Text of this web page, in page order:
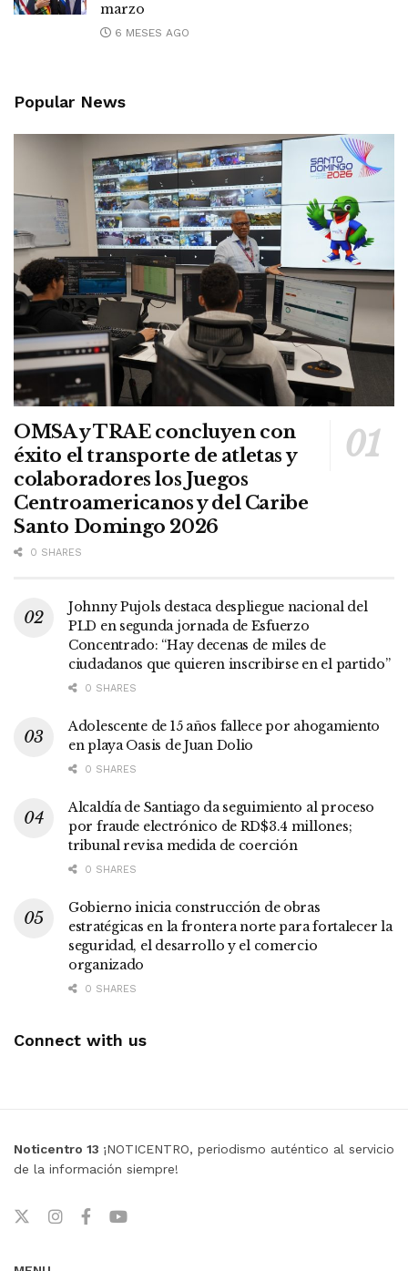
marzo
6 MESES AGO
Popular News
OMSA y TRAE concluyen con
éxito el transporte de atletas y
colaboradores los Juegos
Centroamericanos y del Caribe
Santo Domingo 2026
0 SHARES
Johnny Pujols destaca despliegue nacional del
PLD en segunda jornada de Esfuerzo
Concentrado: “Hay decenas de miles de
ciudadanos que quieren inscribirse en el partido”
0 SHARES
Adolescente de 15 años fallece por ahogamiento
en playa Oasis de Juan Dolio
0 SHARES
Alcaldía de Santiago da seguimiento al proceso
por fraude electrónico de RD$3.4 millones;
tribunal revisa medida de coerción
0 SHARES
Gobierno inicia construcción de obras
estratégicas en la frontera norte para fortalecer la
seguridad, el desarrollo y el comercio
organizado
0 SHARES
Connect with us
Noticentro 13 ¡NOTICENTRO, periodismo auténtico al servicio
de la información siempre!